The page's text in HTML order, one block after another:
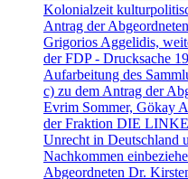
Kolonialzeit
Antrag der
Grigorios Aggelidis,
der FDP - Drucksache
Aufarbeitung des
c) zu dem Antrag der
Evrim Sommer, Gökay
der Fraktion DIE
Unrecht in Deutschland
Nachkommen
Abgeordneten Dr.